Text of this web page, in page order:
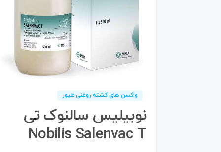
واکسن های کشته روغنی طیور
نوبیلیس سالنوک تى
Nobilis Salenvac T